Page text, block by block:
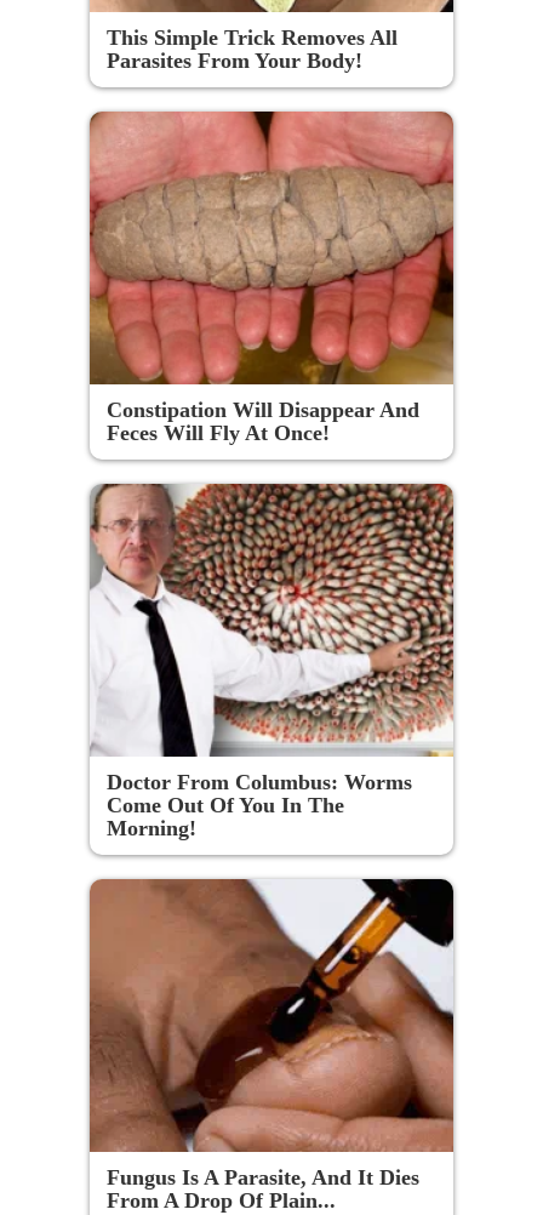
This Simple Trick Removes All
Parasites From Your Body!
Constipation Will Disappear And
Feces Will Fly At Once!
Doctor From Columbus: Worms
Come Out Of You In The
Morning!
Fungus Is A Parasite, And It Dies
From A Drop Of Plain...